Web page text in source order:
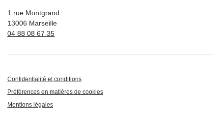
1 rue Montgrand
13006 Marseille
04 88 08 67 35
Confidentialité et conditions
Préférences en matières de cookies
Mentions légales